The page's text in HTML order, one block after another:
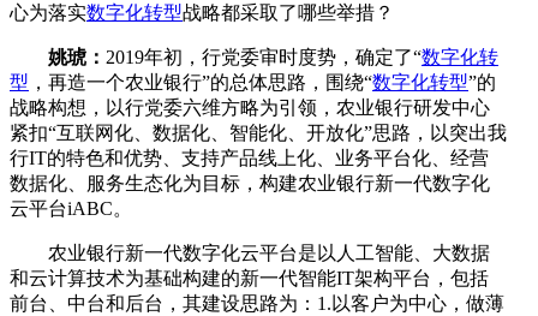
心为落实数字化转型战略都采取了哪些举措？
姚琥： 2019年初，行党委审时度势，确定了“数字化转
型 ，再造一个农业银行”的总体思路，围绕“数字化转型”的
战略构想，以行党委六维方略为引领，农业银行研发中心
紧扣“互联网化、数据化、智能化、开放化”思路，以突出我
行IT的特色和优势、支持产品线上化、业务平台化、经营
数据化、服务生态化为目标，构建农业银行新一代数字化
云平台iABC。
农业银行新一代数字化云平台是以人工智能、大数据
和云计算技术为基础构建的新一代智能IT架构平台，包括
前台、中台和后台，其建设思路为：1.以客户为中心，做薄